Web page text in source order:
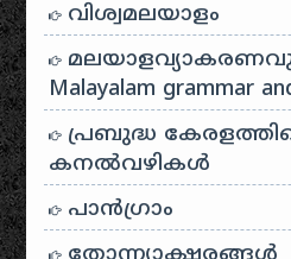
വിശ്വമലയാളം
Malayalam grammar
പ്രബുദ്ധ
കനൽവഴികൾ
പാന്‍ഗ്രാം